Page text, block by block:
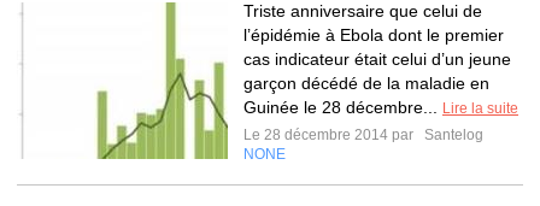
Triste anniversaire que celui de
l’épidémie à Ebola dont le premier
cas indicateur était celui d’un jeune
garçon décédé de la maladie en
Guinée le 28 décembre...
Lire la suite
Le 28 décembre 2014 par
Santelog
NONE